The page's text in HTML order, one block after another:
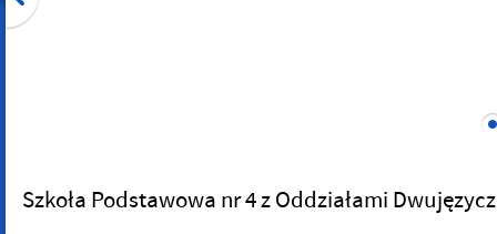
Szkoła Podstawowa nr 4 z Oddziałami